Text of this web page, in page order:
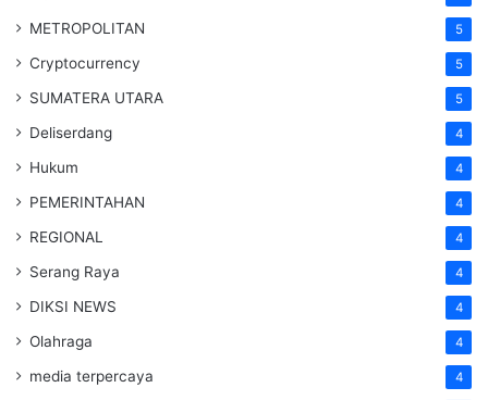
METROPOLITAN 5
Cryptocurrency 5
SUMATERA UTARA 5
Deliserdang 4
Hukum 4
PEMERINTAHAN 4
REGIONAL 4
Serang Raya 4
DIKSI NEWS 4
Olahraga 4
media terpercaya 4